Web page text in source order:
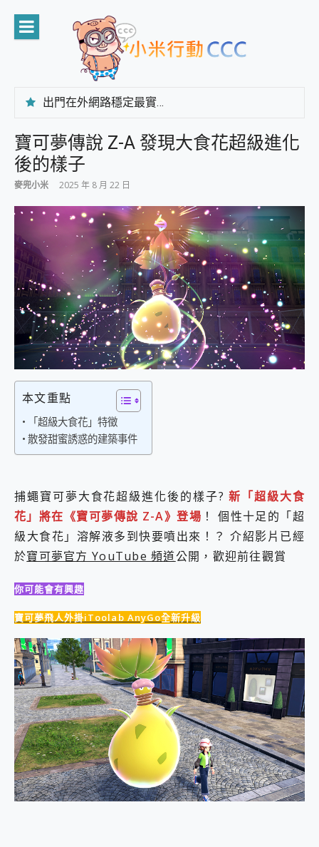
content
出門在外網路穩定最實在 「台灣大哥大」榮獲 4G/5G 在線率全球 NO.3 全台第一與全台六冠王實測心得，走到哪順到哪！
CP 值天花板~ Bongcom BS5 足球君開箱~ 短焦投影機 3千元就能擁有！ 折扣碼在這～
專為 PC上的 XBOX和掌機設計的 FireCuda X1070 SSD 固態硬碟開箱 評測
防窺黑科技 Galaxy S26 Ultra系列保護貼怎麼選？imos AR 低反光玻璃、藍寶石鏡頭貼與軍規防摔殼完整開箱評價
AI 支付 一錶搞定大小事 Xiaomi Watch 5 開箱 評測
超驚艷 讓人一眼就愛上 LENOVO 聯想 Yoga Book 9 14吋 AI輕薄筆電 開箱 評測
美到讓人超想擁有 moto pad 60 系列 與 Moto | Swarovski razr 60 冰藍限定版本 開箱 評測
好用的 EaseUS Partition Master 讓您輕鬆的移除與格式化有防寫保護的隨身碟或SD卡
一鍵修復模糊影片、舊照的 AI 好幫手! VideoProc Converter AI 新版全解析 × 年末優惠，一篇全看懂
小朋友才做選擇 投影機 RGB藍牙音響 氛圍情境燈 我通通都要！ Starfish 2 幻彩膠囊投影機｜結合「 智慧投影 & 煥彩流動 」的沈浸式生活新體驗
外型超吸晴~ 給您絕佳操控體驗 GravaStar Mercury K1 系列 異星機械鍵盤與 Mercury X 系列 輕量無線電競滑鼠 開箱 評測
開箱~變身「蜘蛛人」椅子軍師！MSI MPG 491CQP QD-OLED 超寬曲面電競螢幕，多工辦公、爽度滿滿的終極桌面體驗
iPhone 17 系列 有認證的防護來囉！ imos 首家導入 UL MCV 行銷宣告驗證的手機配件品牌
DJI Osmo Pocket 3 爽爽帶回家 歡慶 EaseUS 21 週年到來，「Slogan 海報徵稿活動」好康大放送
飛利浦 JS7310 ⚡【電急便｜行動儲能救車電源】 可靠的旅行夥伴！帶給您優異的安全性與強大供電效能
是螢幕也是電視! 一機超多用途「MSI微星 Modern MD272UPSW 27型」 4K IPS 輕薄商用智慧聯網螢幕 開箱 評測
realme 14 Pro 超硬軍規、冰感變色實測，realme 14 5G 遊戲戰鬥值爆表，效能x娛樂全都要！
iPhone、Apple Watch、AirPods耳機 三個設備充電一起搞定 ONPRO MagReact™ M3 3 in 1可攜摺疊無線充電器 開箱 評測
給 MSI Claw 系列電競掌機 最完美的家 MSI Nest Docking Station 掌機專屬擴充底座 開箱 評測
B&O 精品級音響! Home+ 中嘉寬頻 SoundBox 劇院串流盒 開箱 評測
2億 APO蔡司長焦神機降臨~ vivo X200 Pro、vivo X200 就是這麼好拍
EaseUS Vocal Remover 免費線上去聲器一鍵去除人聲 人聲 音樂分離 2024 消除人聲推薦
3 個超值 MHN 飛人工具分享~~ iToolab AnyGo 魔物獵人 Now飛人 ios教學 不出門也可以到處走
Locawhere AnyTo 寶可夢飛人 AnyTo 不出門也可以飛遍全世界
小體積 40000mAh 超大容量 一次充5個設備 充好充滿 CUKTECH 酷態科 300W 微型充電站 開箱 評測
全新 SONY Xperia 1 VI 開箱! 相機實測! 長焦覆蓋更遠更清晰、2日長續航、頂尖影音娛樂效能~
Xiaomi 14 Ultra 開箱 評測~ 有深度的 Leica 影像旗艦手機! 加碼小旗艦 Xiaomi 14 開箱 評測
vivo TWS 3e 真無線藍牙耳機智慧降噪升級、音質明亮溫潤，並支援雙設備連接~
寶可夢傳說 Z-A 發現大食花超級進化
後的樣子
麥兜小米 2025 年 8 月 22 日
本文重點
「超級大食花」特徵
散發甜蜜誘惑的建築事件
捕蠅寶可夢大食花超級進化後的樣子?新「超級大食
花」將在《寶可夢傳說 Z-A》登場 ！ 個性十足的「超
級大食花」溶解液多到快要噴出來！？ 介紹影片已經
於寶可夢官方 YouTube 頻道公開，歡迎前往觀賞
你可能會有興趣
寶可夢飛人外掛iToolab AnyGo全新升級